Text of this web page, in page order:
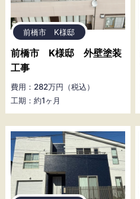
前橋市 K様邸
前橋市 K様邸 外壁塗装
工事
費用：282万円（税込）
工期：約1ヶ月